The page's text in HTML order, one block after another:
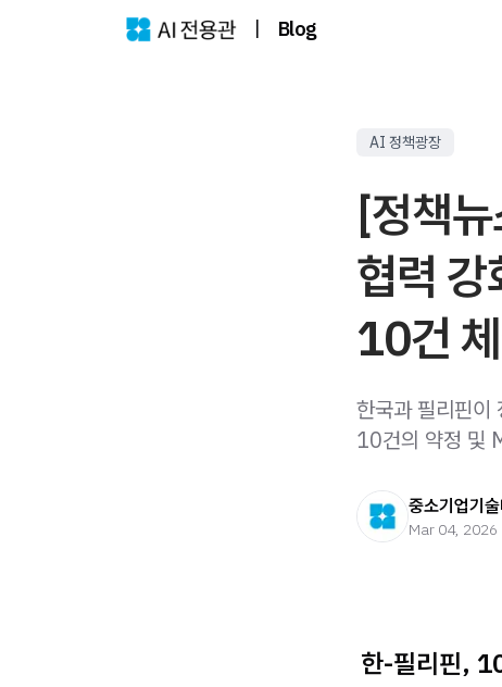
| Blog
AI 정책광장
[정책
협력
10건
한국과 필리핀이
10건의 약정 및
중소기업기
Mar 04, 2026
한-필리핀,